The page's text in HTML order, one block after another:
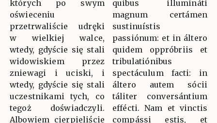
których po swym
oświeceniu
przetrwaliście udręki
w wielkiej walce,
wtedy, gdyście się stali
widowiskiem przez
zniewagi i uciski, i
wtedy, gdyście się stali
uczestnikami tych, co
tegoż doświadczyli.
Albowiem cierpieliście
quibus illumináti
magnum certámen
sustinuístis
passiónum: et in áltero
quidem oppróbriis et
tribulatiónibus
spectáculum facti: in
áltero autem sócii
táliter conversántium
effécti. Nam et vinctis
compássi estis, et